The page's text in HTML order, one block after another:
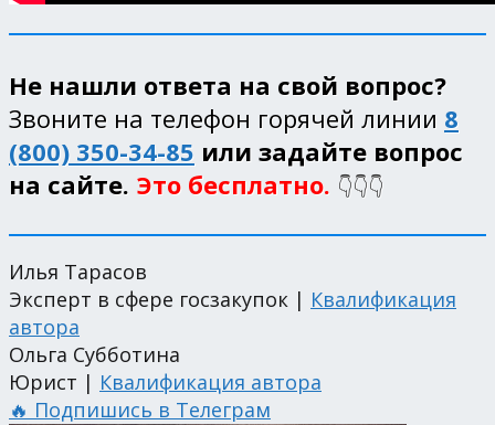
Не нашли ответа на свой вопрос?
Звоните на телефон горячей линии 8
(800) 350-34-85 или задайте вопрос
на сайте. Это бесплатно. 👇👇👇
Илья Тарасов
Эксперт в сфере госзакупок | Квалификация
автора
Ольга Субботина
Юрист | Квалификация автора
🔥 Подпишись в Телеграм